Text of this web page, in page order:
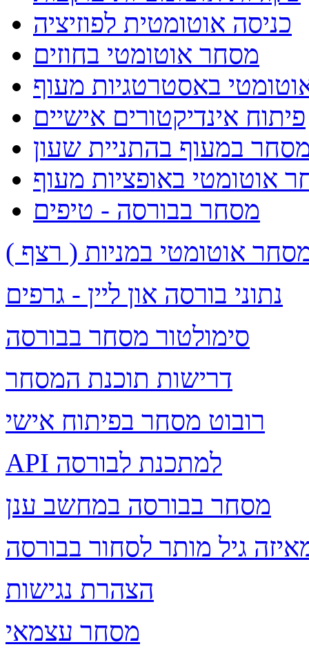
כניסה אוטומטית לפוזיציה
מסחר אוטומטי בחוזים
באסטרטגיות מעוף
פיתוח אינדיקטורים אישיים
במעוף בהתניית שעון
אוטומטי באופציות מעוף
מסחר בבורסה - טיפים
אוטומטי במניות ( רצף )
נתוני בורסה און ליין - גרפים
סימולטור מסחר בבורסה
דרישות תוכנת המסחר
רובוט מסחר בפיתוח אישי
API למתכנת לבורסה
מסחר בבורסה במחשב ענן
הצהרת נגישות
מסחר עצמאי